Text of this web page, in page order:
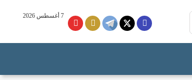
7 أغسطس 2026